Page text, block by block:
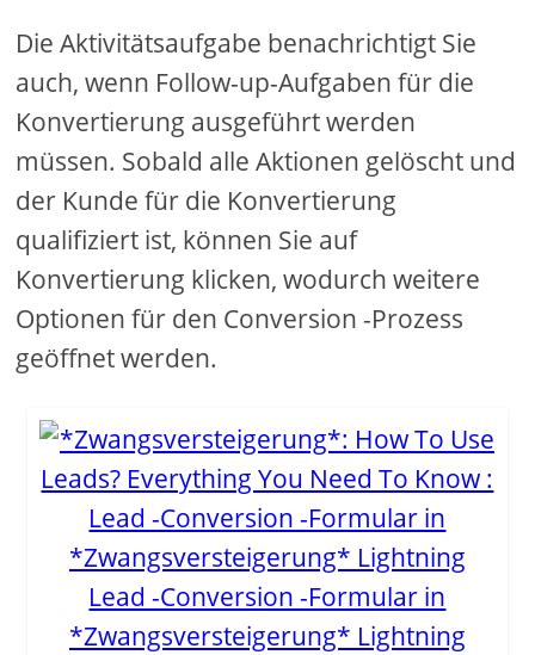
Die Aktivitätsaufgabe benachrichtigt Sie
auch, wenn Follow-up-Aufgaben für die
Konvertierung ausgeführt werden
müssen. Sobald alle Aktionen gelöscht und
der Kunde für die Konvertierung
qualifiziert ist, können Sie auf
Konvertierung klicken, wodurch weitere
Optionen für den Conversion -Prozess
geöffnet werden.
Lead -Conversion -Formular in
*Zwangsversteigerung* Lightning